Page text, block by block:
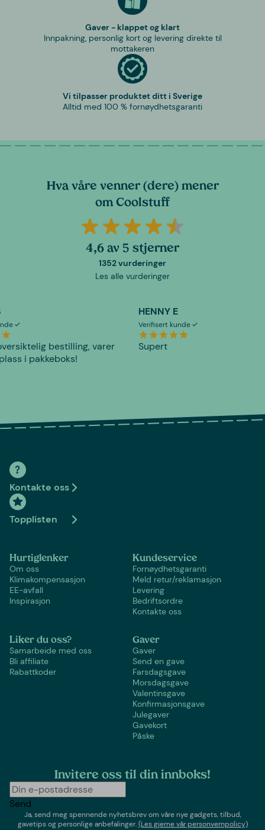
Gaver - klappet og klart
Innpakning, personlig kort og levering direkte til
mottakeren
Vi tilpasser produktet ditt i Sverige
Alltid med 100 % fornøydhetsgaranti
Hva våre venner (dere) mener
om Coolstuff
4,6 av 5 stjerner
1352 vurderinger
Les alle vurderinger
bestilling, varer
i pakkeboks!
HENNY E
Verifisert kunde
Supert
Kontakte oss
Topplisten
Hurtiglenker
Om oss
Klimakompensasjon
EE-avfall
Inspirasjon
Kundeservice
Fornøydhetsgaranti
Meld retur/reklamasjon
Levering
Bedriftsordre
Kontakte oss
Liker du oss?
Samarbeide med oss
Bli affiliate
Rabattkoder
Gaver
Gaver
Send en gave
Farsdagsgave
Morsdagsgave
Valentinsgave
Konfirmasjonsgave
Julegaver
Gavekort
Påske
Invitere oss til din innboks!
Send
Ja, send meg spennende nyhetsbrev om våre nye gadgets, tilbud,
gavetips og personlige anbefalinger.(Les gjerne vår personvernpolicy)